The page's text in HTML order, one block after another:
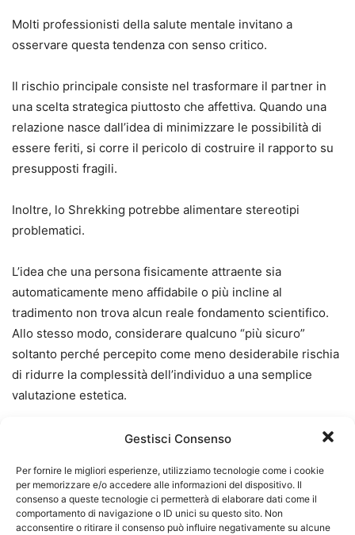
Gestisci Consenso
Per fornire le migliori esperienze, utilizziamo tecnologie come i cookie
per memorizzare e/o accedere alle informazioni del dispositivo. Il
consenso a queste tecnologie ci permetterà di elaborare dati come il
comportamento di navigazione o ID unici su questo sito. Non
acconsentire o ritirare il consenso può influire negativamente su alcune
Molti professionisti della salute mentale invitano a
osservare questa tendenza con senso critico.
Il rischio principale consiste nel trasformare il partner in
una scelta strategica piuttosto che affettiva. Quando una
relazione nasce dall’idea di minimizzare le possibilità di
essere feriti, si corre il pericolo di costruire il rapporto su
presupposti fragili.
Inoltre, lo Shrekking potrebbe alimentare stereotipi
problematici.
L’idea che una persona fisicamente attraente sia
automaticamente meno affidabile o più incline al
tradimento non trova alcun reale fondamento scientifico.
Allo stesso modo, considerare qualcuno “più sicuro”
soltanto perché percepito come meno desiderabile rischia
di ridurre la complessità dell’individuo a una semplice
valutazione estetica.
Le relazioni sane si costruiscono attraverso la fiducia, la
essere dedotti dall’aspetto esteriore.
Il paradosso di Shrek